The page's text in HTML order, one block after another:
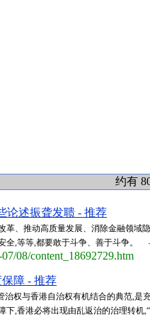
约有
论述振聋发聩 - 推荐
革、推动高质量发展、消除金融领
全,等等,都要敢于斗争、善于斗争
08/content_18692729.htm
障 - 推荐
治权与香港自治权有机结合的典范,
下,香港必将出现由乱返治的治理